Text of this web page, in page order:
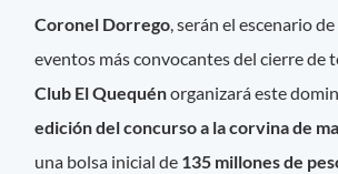
Coronel Dorrego, serán el escenario
eventos más convocantes del cierre de
Club El Quequénorganizará este
edición del concurso a la corvina de
una bolsa inicial de 135 millones de